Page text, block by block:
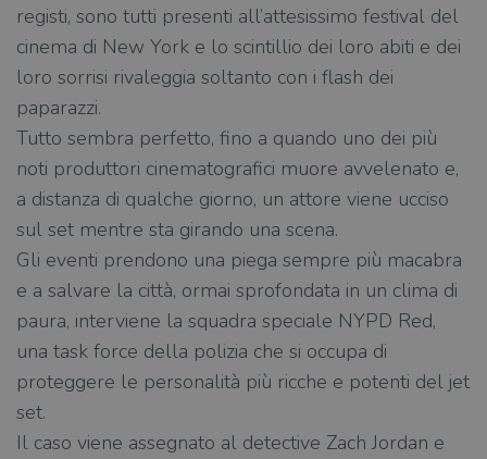
registi, sono tutti presenti all’attesissimo festival del
cinema di New York e lo scintillio dei loro abiti e dei
loro sorrisi rivaleggia soltanto con i flash dei
paparazzi.
Tutto sembra perfetto, fino a quando uno dei più
noti produttori cinematografici muore avvelenato e,
a distanza di qualche giorno, un attore viene ucciso
sul set mentre sta girando una scena.
Gli eventi prendono una piega sempre più macabra
e a salvare la città, ormai sprofondata in un clima di
paura, interviene la squadra speciale NYPD Red,
una task force della polizia che si occupa di
proteggere le personalità più ricche e potenti del jet
set.
Il caso viene assegnato al detective Zach Jordan e